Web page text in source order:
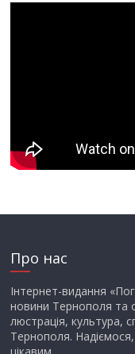
Про нас
Інтернет-видання
новини Тернополя та
люстрація, культура,
Тернополя.